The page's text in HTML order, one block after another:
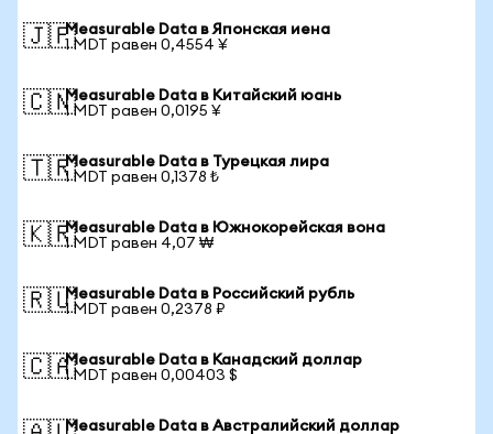
🇯🇵Measurable Data в Японская иена
1 MDT равен 0,4554 ¥
🇨🇳Measurable Data в Китайский юань
1 MDT равен 0,0195 ¥
🇹🇷Measurable Data в Турецкая лира
1 MDT равен 0,1378 ₺
🇰🇷Measurable Data в Южнокорейская вона
1 MDT равен 4,07 ₩
🇷🇺Measurable Data в Российский рубль
1 MDT равен 0,2378 ₽
🇨🇦Measurable Data в Канадский доллар
1 MDT равен 0,00403 $
Measurable Data в Австралийский доллар